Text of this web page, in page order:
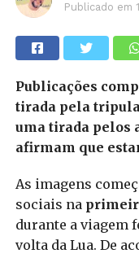
Publicado em
Publicações
tirada pela
uma tirada pelos
afirmam que
As imagens
sociais na
durante a viagem
volta da Lua. De